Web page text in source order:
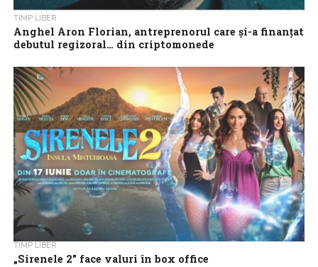
TIMP LIBER
Anghel Aron Florian, antreprenorul care și-a finanțat
debutul regizoral… din criptomonede
cele mai apăsătoare realități ale prezentului: burnout-ul la locul
de...
TIMP LIBER
„Sirenele 2” face valuri în box office